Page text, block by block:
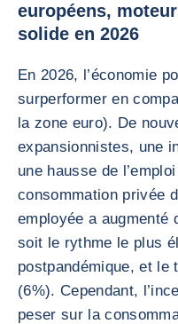
européens,
solide en 2026
En 2026, l’économie
surperformer en
la zone euro). De
expansionnistes, une
une hausse de
consommation privée
employée a augmenté
soit le rythme le plus
postpandémique, et le
(6%). Cependant,
peser sur la